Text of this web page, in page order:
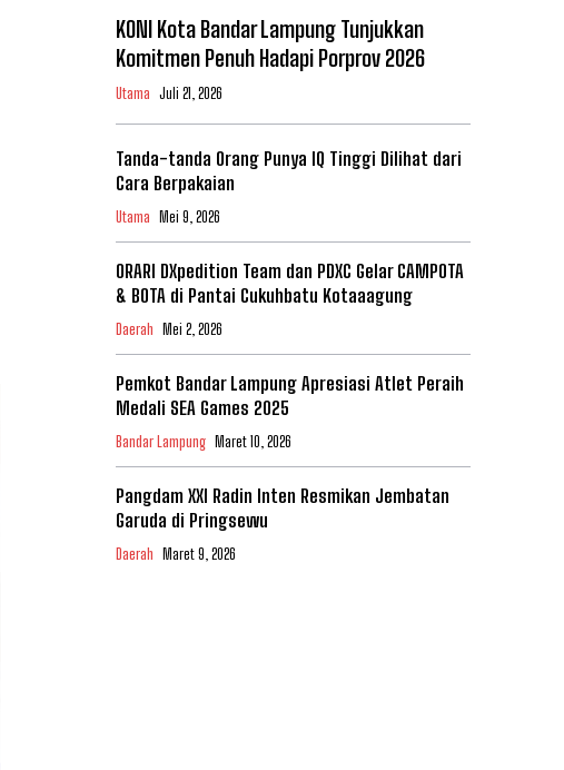
KONI Kota Bandar Lampung Tunjukkan
Komitmen Penuh Hadapi Porprov 2026
Utama Juli 21, 2026
Tanda-tanda Orang Punya IQ Tinggi Dilihat dari
Cara Berpakaian
Utama Mei 9, 2026
ORARI DXpedition Team dan PDXC Gelar CAMPOTA
& BOTA di Pantai Cukuhbatu Kotaaagung
Daerah Mei 2, 2026
Pemkot Bandar Lampung Apresiasi Atlet Peraih
Medali SEA Games 2025
Bandar Lampung Maret 10, 2026
Pangdam XXI Radin Inten Resmikan Jembatan
Garuda di Pringsewu
Daerah Maret 9, 2026